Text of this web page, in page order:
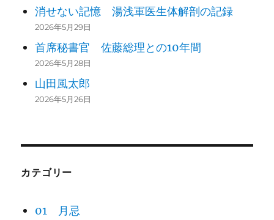
消せない記憶 湯浅軍医生体解剖の記録
2026年5月29日
首席秘書官 佐藤総理との10年間
2026年5月28日
山田風太郎
2026年5月26日
カテゴリー
01 月忌